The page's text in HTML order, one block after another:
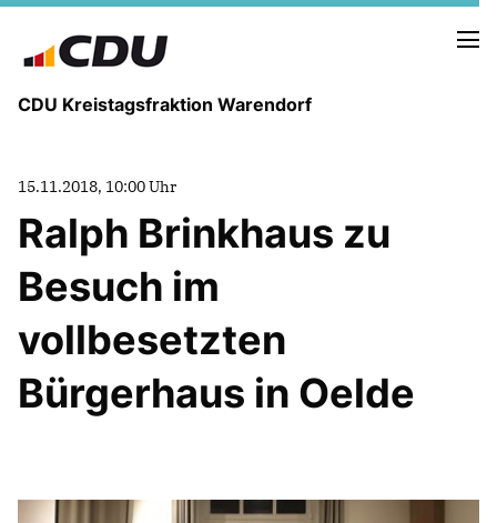
CDU Kreistagsfraktion Warendorf
PRESSE U. NEUIGKEITEN
REDEN UND ANTRÄGE
FRAKTIONSVORSTAND
MITGLIEDER DER CDU-FRAKTION
AUSSCHUSS FÜR BILDUNG, INTEGRATION, KULTUR UND
15.11.2018, 10:00 Uhr
Ralph Brinkhaus zu
Besuch im
vollbesetzten
Bürgerhaus in Oelde